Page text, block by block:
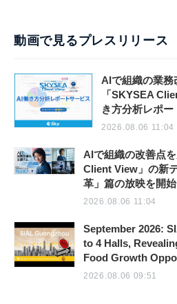
動画で見るプレスリリース
AIで組織の業務
「SKYSEA
き方分析レポ
2026.08.06 11:04
AIで組織の改善点
Client View」の新
革」篇の放映を開始
2026.08.06 11:04
September 2026:
to 4 Halls,
Food Growth
2026.08.06 09:51